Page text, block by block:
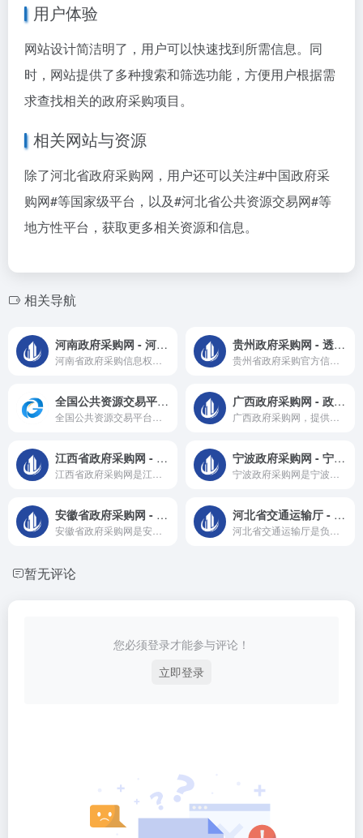
用户体验
网站设计简洁明了，用户可以快速找到所需信息。同
时，网站提供了多种搜索和筛选功能，方便用户根据需
求查找相关的政府采购项目。
相关网站与资源
除了河北省政府采购网，用户还可以关注#中国政府采
购网#等国家级平台，以及#河北省公共资源交易网#等
地方性平台，获取更多相关资源和信息。
相关导航
河南政府采购网 - 河南省政府采购信息权威发布平台 贵州政府采购网 - 透明高效的政府采购服务平台
全国公共资源交易平台 - 国家信息中心主办的公共资源交易官方平台 广西政府采购网 - 政府采购信息的权威平台
江西省政府采购网 - 江西省公共资源交易的官方平台 宁波政府采购网 - 宁波市政府采购信息的权威发布平台
安徽省政府采购网 - 官方信息与服务指南 河北省交通运输厅 - 推动河北交通一体化发展
暂无评论
您必须登录才能参与评论！
立即登录